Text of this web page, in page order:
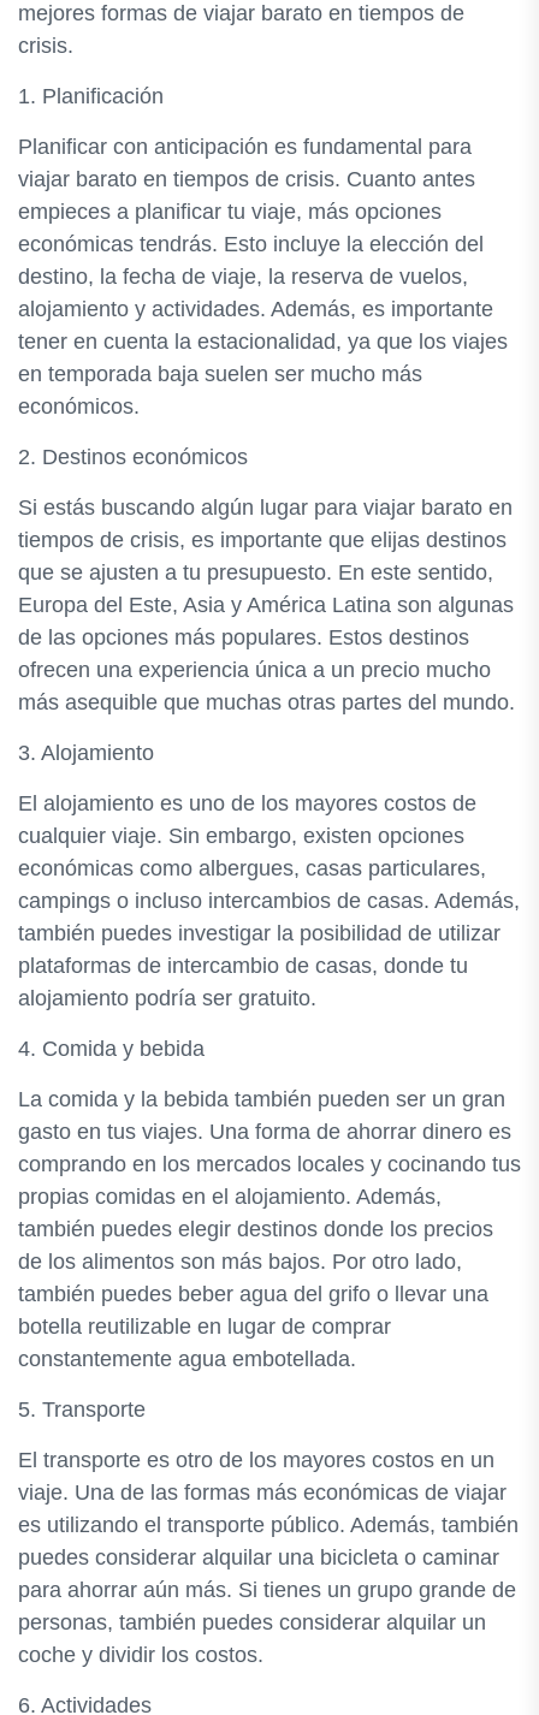
mejores formas de viajar barato en tiempos de
crisis.
1. Planificación
Planificar con anticipación es fundamental para
viajar barato en tiempos de crisis. Cuanto antes
empieces a planificar tu viaje, más opciones
económicas tendrás. Esto incluye la elección del
destino, la fecha de viaje, la reserva de vuelos,
alojamiento y actividades. Además, es importante
tener en cuenta la estacionalidad, ya que los viajes
en temporada baja suelen ser mucho más
económicos.
2. Destinos económicos
Si estás buscando algún lugar para viajar barato en
tiempos de crisis, es importante que elijas destinos
que se ajusten a tu presupuesto. En este sentido,
Europa del Este, Asia y América Latina son algunas
de las opciones más populares. Estos destinos
ofrecen una experiencia única a un precio mucho
más asequible que muchas otras partes del mundo.
3. Alojamiento
El alojamiento es uno de los mayores costos de
cualquier viaje. Sin embargo, existen opciones
económicas como albergues, casas particulares,
campings o incluso intercambios de casas. Además,
también puedes investigar la posibilidad de utilizar
plataformas de intercambio de casas, donde tu
alojamiento podría ser gratuito.
4. Comida y bebida
La comida y la bebida también pueden ser un gran
gasto en tus viajes. Una forma de ahorrar dinero es
comprando en los mercados locales y cocinando tus
propias comidas en el alojamiento. Además,
también puedes elegir destinos donde los precios
de los alimentos son más bajos. Por otro lado,
también puedes beber agua del grifo o llevar una
botella reutilizable en lugar de comprar
constantemente agua embotellada.
5. Transporte
El transporte es otro de los mayores costos en un
viaje. Una de las formas más económicas de viajar
es utilizando el transporte público. Además, también
puedes considerar alquilar una bicicleta o caminar
para ahorrar aún más. Si tienes un grupo grande de
personas, también puedes considerar alquilar un
coche y dividir los costos.
6. Actividades